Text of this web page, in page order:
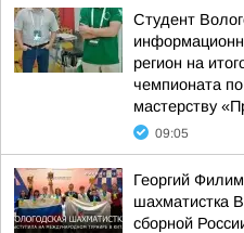
Студент
регион на
чемпионата
мастерству
09:05
Георгий
шахматистка
сборной